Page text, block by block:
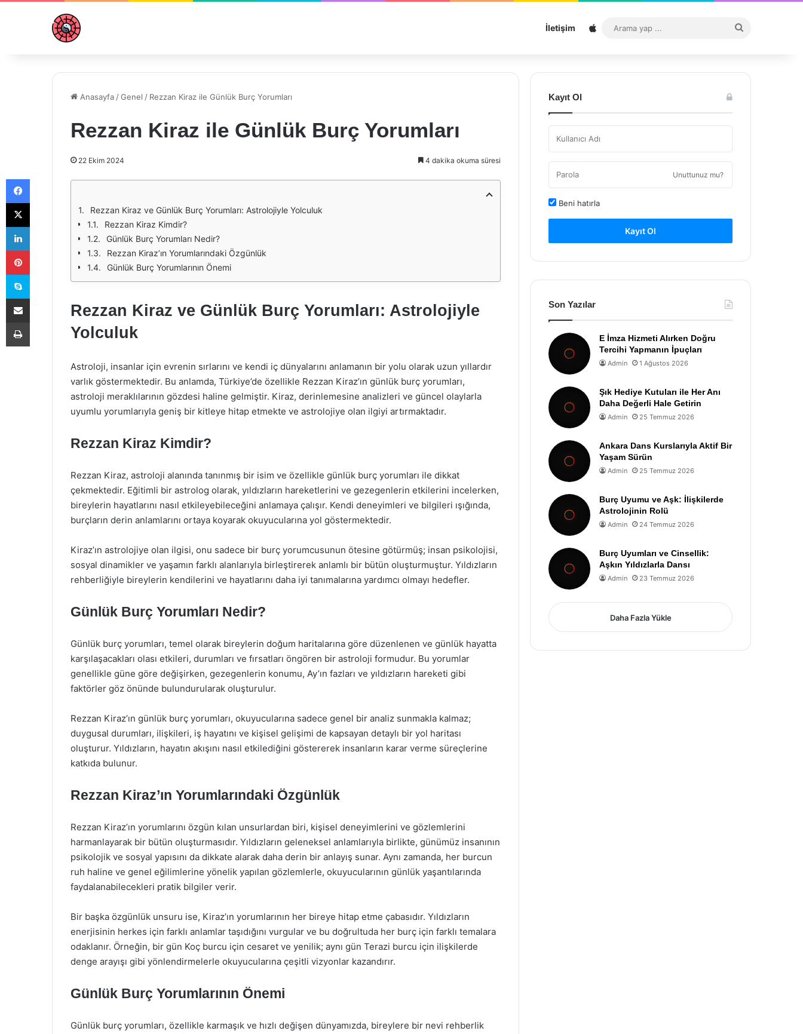
İletişim Sitemap
...
Anasayfa /Genel / Rezzan Kiraz ile Günlük Burç Yorumları
Rezzan Kiraz ile Günlük Burç Yorumları
22 Ekim 2024 4 dakika okuma süresi
Rezzan Kiraz ve Günlük Burç Yorumları: Astrolojiyle Yolculuk
Rezzan Kiraz Kimdir?
Günlük Burç Yorumları Nedir?
Rezzan Kiraz’ın Yorumlarındaki Özgünlük
Günlük Burç Yorumlarının Önemi
Rezzan Kiraz ve Günlük Burç Yorumları: Astrolojiyle
Yolculuk
Astroloji, insanlar için evrenin sırlarını ve kendi iç dünyalarını anlamanın bir yolu olarak uzun yıllardır
varlık göstermektedir. Bu anlamda, Türkiye’de özellikle Rezzan Kiraz’ın günlük burç yorumları,
astroloji meraklılarının gözdesi haline gelmiştir. Kiraz, derinlemesine analizleri ve güncel olaylarla
uyumlu yorumlarıyla geniş bir kitleye hitap etmekte ve astrolojiye olan ilgiyi artırmaktadır.
Rezzan Kiraz Kimdir?
Rezzan Kiraz, astroloji alanında tanınmış bir isim ve özellikle günlük burç yorumları ile dikkat
çekmektedir. Eğitimli bir astrolog olarak, yıldızların hareketlerini ve gezegenlerin etkilerini incelerken,
bireylerin hayatlarını nasıl etkileyebileceğini anlamaya çalışır. Kendi deneyimleri ve bilgileri ışığında,
burçların derin anlamlarını ortaya koyarak okuyucularına yol göstermektedir.
Kiraz’ın astrolojiye olan ilgisi, onu sadece bir burç yorumcusunun ötesine götürmüş; insan psikolojisi,
sosyal dinamikler ve yaşamın farklı alanlarıyla birleştirerek anlamlı bir bütün oluşturmuştur. Yıldızların
rehberliğiyle bireylerin kendilerini ve hayatlarını daha iyi tanımalarına yardımcı olmayı hedefler.
Günlük Burç Yorumları Nedir?
Günlük burç yorumları, temel olarak bireylerin doğum haritalarına göre düzenlenen ve günlük hayatta
karşılaşacakları olası etkileri, durumları ve fırsatları öngören bir astroloji formudur. Bu yorumlar
genellikle güne göre değişirken, gezegenlerin konumu, Ay’ın fazları ve yıldızların hareketi gibi
faktörler göz önünde bulundurularak oluşturulur.
Rezzan Kiraz’ın günlük burç yorumları, okuyucularına sadece genel bir analiz sunmakla kalmaz;
duygusal durumları, ilişkileri, iş hayatını ve kişisel gelişimi de kapsayan detaylı bir yol haritası
oluşturur. Yıldızların, hayatın akışını nasıl etkilediğini göstererek insanların karar verme süreçlerine
katkıda bulunur.
Rezzan Kiraz’ın Yorumlarındaki Özgünlük
Rezzan Kiraz’ın yorumlarını özgün kılan unsurlardan biri, kişisel deneyimlerini ve gözlemlerini
harmanlayarak bir bütün oluşturmasıdır. Yıldızların geleneksel anlamlarıyla birlikte, günümüz insanının
psikolojik ve sosyal yapısını da dikkate alarak daha derin bir anlayış sunar. Aynı zamanda, her burcun
ruh haline ve genel eğilimlerine yönelik yapılan gözlemlerle, okuyucularının günlük yaşantılarında
faydalanabilecekleri pratik bilgiler verir.
Bir başka özgünlük unsuru ise, Kiraz’ın yorumlarının her bireye hitap etme çabasıdır. Yıldızların
enerjisinin herkes için farklı anlamlar taşıdığını vurgular ve bu doğrultuda her burç için farklı temalara
odaklanır. Örneğin, bir gün Koç burcu için cesaret ve yenilik; aynı gün Terazi burcu için ilişkilerde
denge arayışı gibi yönlendirmelerle okuyucularına çeşitli vizyonlar kazandırır.
Günlük Burç Yorumlarının Önemi
Günlük burç yorumları, özellikle karmaşık ve hızlı değişen dünyamızda, bireylere bir nevi rehberlik
Kayıt Ol
Unuttunuz mu?
Beni hatırla
Kayıt Ol
Son Yazılar
E İmza Hizmeti Alırken Doğru
Tercihi Yapmanın İpuçları
Admin 1 Ağustos 2026
Şık Hediye Kutuları ile Her Anı
Daha Değerli Hale Getirin
Admin 25 Temmuz 2026
Ankara Dans Kurslarıyla Aktif Bir
Yaşam Sürün
Admin 25 Temmuz 2026
Burç Uyumu ve Aşk: İlişkilerde
Astrolojinin Rolü
Admin 24 Temmuz 2026
Burç Uyumları ve Cinsellik:
Aşkın Yıldızlarla Dansı
Admin 23 Temmuz 2026
Daha Fazla Yükle
Facebook
X
LinkedIn
Pinterest
Skype
E-Posta ile paylaş